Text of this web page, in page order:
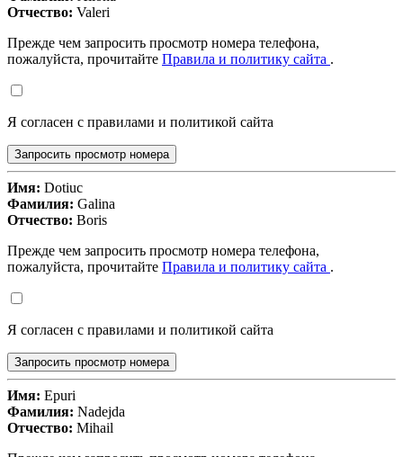
Отчество: Valeri
Прежде чем запросить просмотр номера телефона,
пожалуйста, прочитайте Правила и политику сайта .
Я согласен с правилами и политикой сайта
Запросить просмотр номера
Имя: Dotiuc
Фамилия: Galina
Отчество: Boris
Прежде чем запросить просмотр номера телефона,
пожалуйста, прочитайте Правила и политику сайта .
Я согласен с правилами и политикой сайта
Запросить просмотр номера
Имя: Epuri
Фамилия: Nadejda
Отчество: Mihail